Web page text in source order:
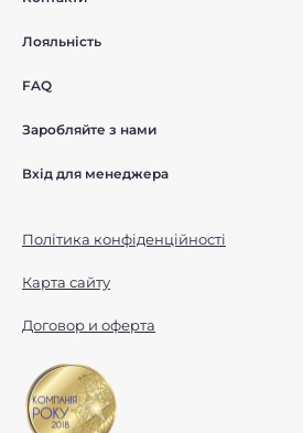
Лояльність
FAQ
Заробляйте з нами
Вхід для менеджера
Політика конфіденційності
Карта сайту
Договор и оферта